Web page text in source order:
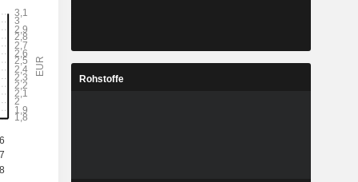
Rohstoffe